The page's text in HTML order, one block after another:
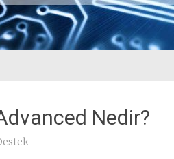
Nedir?